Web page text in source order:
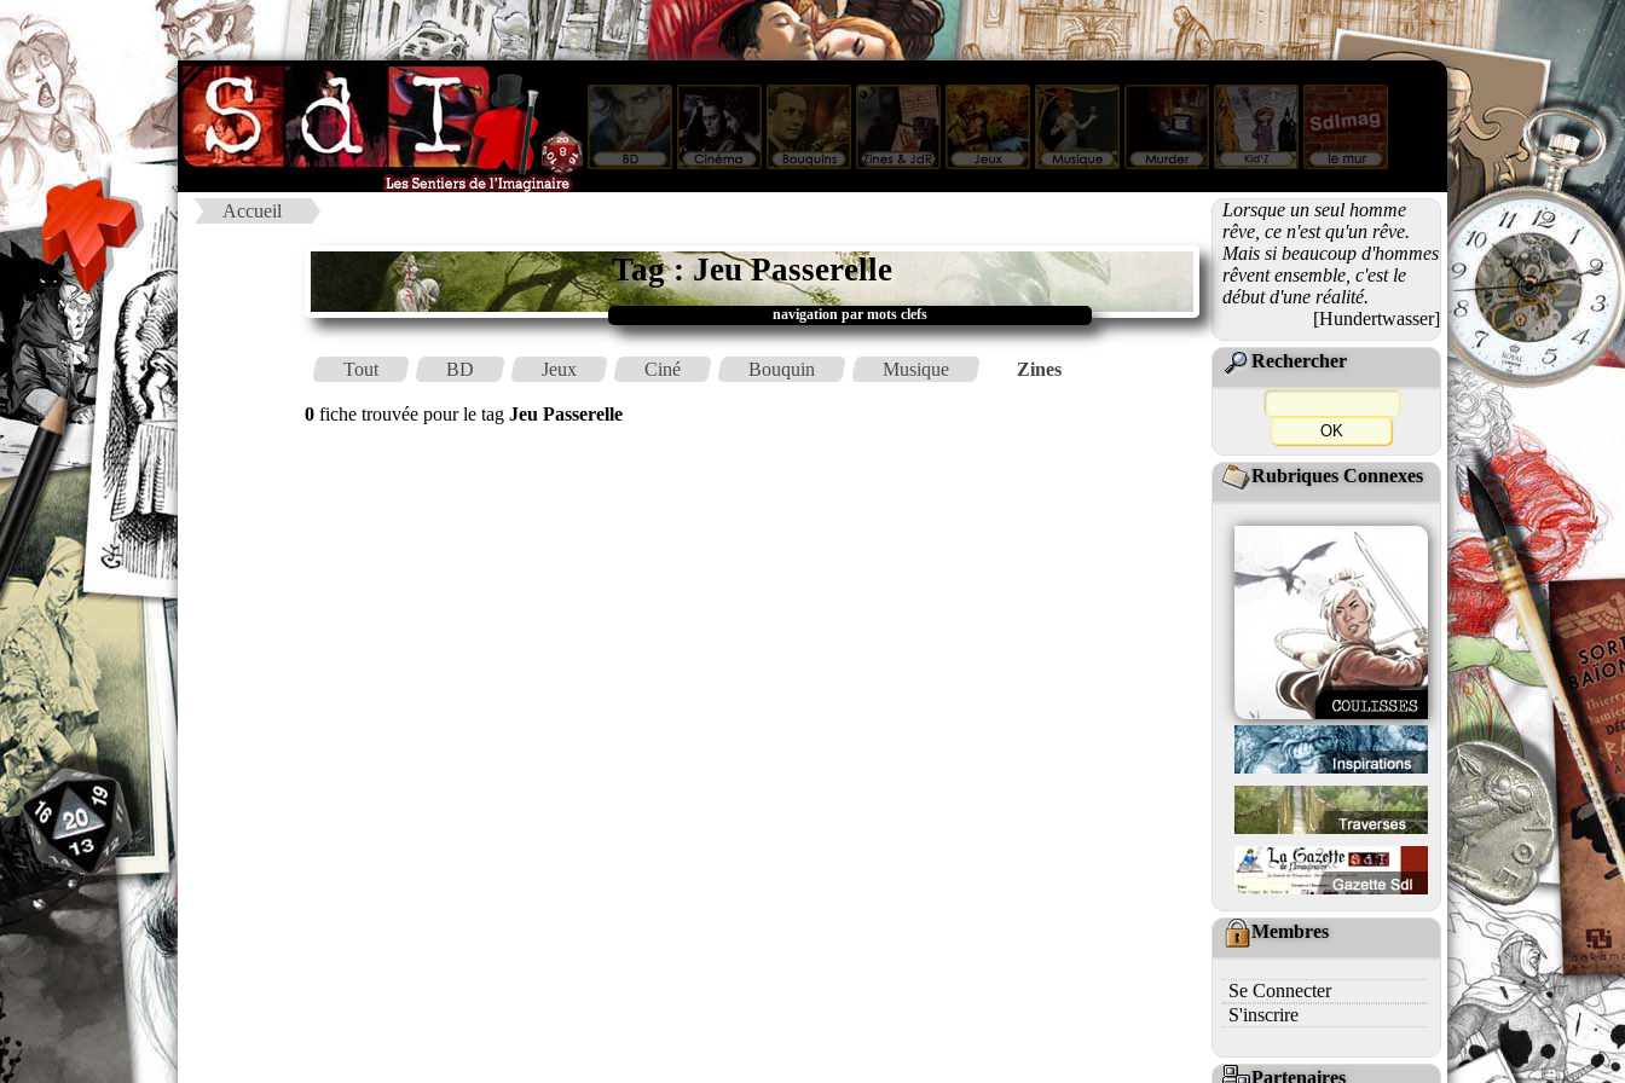
Accueil
Tag : Jeu Passerelle
navigation par mots clefs
Tout BD Jeux Ciné Bouquin Musique Zines
0 fiche trouvée pour le tag Jeu Passerelle
Lorsque un seul homme
rêve, ce n'est qu'un rêve.
Mais si beaucoup d'hommes
rêvent ensemble, c'est le
début d'une réalité.
[Hundertwasser]
Rechercher
Rubriques Connexes
Membres
Se Connecter
S'inscrire
Partenaires